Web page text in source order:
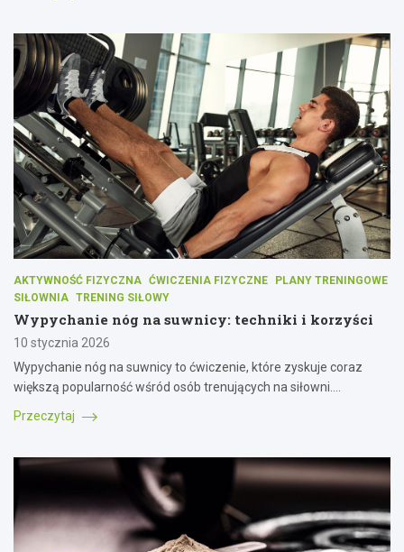
AKTYWNOŚĆ FIZYCZNA ĆWICZENIA FIZYCZNE
PLANY TRENINGOWE
SIŁOWNIA TRENING SIŁOWY
Wypychanie nóg na suwnicy: techniki i korzyści
10 stycznia 2026
Wypychanie nóg na suwnicy to ćwiczenie, które zyskuje coraz
większą popularność wśród osób trenujących na siłowni.…
Przeczytaj